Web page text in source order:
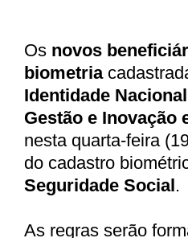
Os novos
biometria
Identidade
Gestão e Inovação
nesta quarta-feira
do cadastro
Seguridade Social.
As regras serão